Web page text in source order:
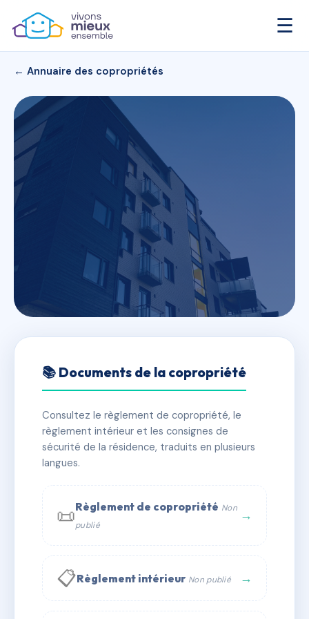
☰
← Annuaire des copropriétés
SDC 41 TOUR D'AUVERGNE
⚠ IMMATRICULEE_RATTACHEMENT_EXPIRE
🏠 99 lots
🏗 1 bâtiment(s)
📞 Contacter Syndic Digital 💬 WhatsApp
✉ Email
📚 Documents de la copropriété
Consultez le règlement de copropriété, le
règlement intérieur et les consignes de
sécurité de la résidence, traduits en plusieurs
langues.
📜Règlement de copropriété Non
publié
→
📋Règlement intérieur Non publié →